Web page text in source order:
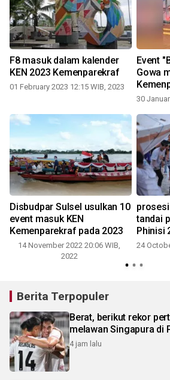
F8 masuk dalam kalender
KEN 2023 Kemenparekraf
01 February 2023 12:15 WIB, 2023
Event
Gowa
30
Disbudpar Sulsel usulkan 10
event masuk KEN
Kemenparekraf pada 2023
14 November 2022 20:06 WIB,
2022
tandai
Phinisi
24
Berita Terpopuler
Berat, berikut rekor
melawan Singapura di
4 jam lalu